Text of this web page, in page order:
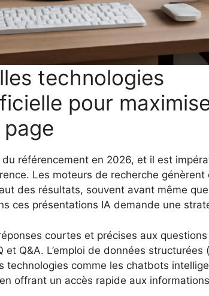
technologies
pour
référencement en 2026, et il est
Les moteurs de recherche génèrent
des résultats, souvent avant même que
ces présentations IA demande une
courtes et précises aux
Q&A. L’emploi de données structurées
technologies comme les chatbots
offrant un accès rapide aux